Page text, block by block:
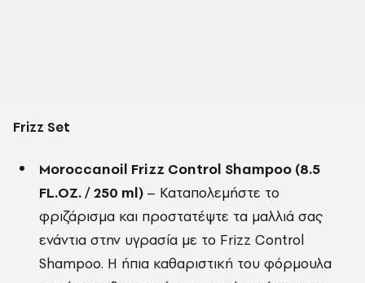
Frizz Set
Moroccanoil Frizz Control Shampoo (8.5
FL.OZ. / 250 ml) – Καταπολεμήστε το
φριζάρισμα και προστατέψτε τα μαλλιά σας
ενάντια στην υγρασία με το Frizz Control
Shampoo. Η ήπια καθαριστική του φόρμουλα